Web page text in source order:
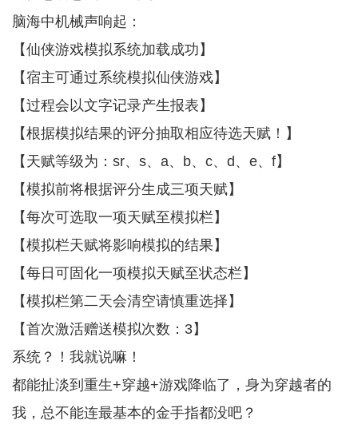
脑海中机械声响起：
【仙侠游戏模拟系统加载成功】
【宿主可通过系统模拟仙侠游戏】
【过程会以文字记录产生报表】
【根据模拟结果的评分抽取相应待选天赋！】
【天赋等级为：sr、s、a、b、c、d、e、f】
【模拟前将根据评分生成三项天赋】
【每次可选取一项天赋至模拟栏】
【模拟栏天赋将影响模拟的结果】
【每日可固化一项模拟天赋至状态栏】
【模拟栏第二天会清空请慎重选择】
【首次激活赠送模拟次数：3】
系统？！我就说嘛！
都能扯淡到重生+穿越+游戏降临了，身为穿越者的
我，总不能连最基本的金手指都没吧？